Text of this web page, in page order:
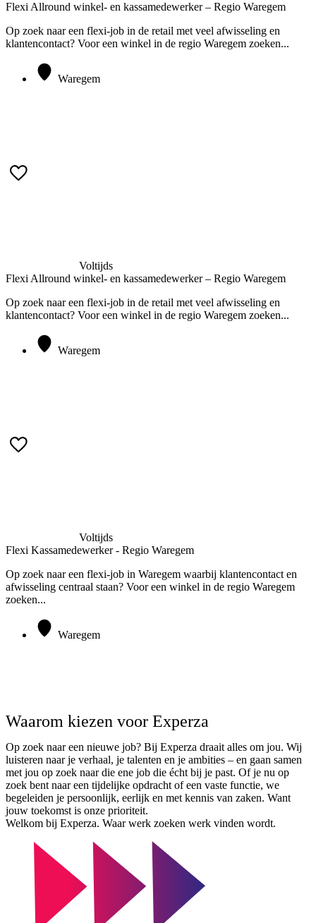
Flexi Allround winkel- en kassamedewerker – Regio Waregem
Op zoek naar een flexi-job in de retail met veel afwisseling en
klantencontact? Voor een winkel in de regio Waregem zoeken...
Waregem
Voltijds
Flexi Allround winkel- en kassamedewerker – Regio Waregem
Op zoek naar een flexi-job in de retail met veel afwisseling en
klantencontact? Voor een winkel in de regio Waregem zoeken...
Waregem
Voltijds
Flexi Kassamedewerker - Regio Waregem
Op zoek naar een flexi-job in Waregem waarbij klantencontact en
afwisseling centraal staan? Voor een winkel in de regio Waregem
zoeken...
Waregem
Waarom kiezen voor Experza
Op zoek naar een nieuwe job? Bij Experza draait alles om jou. Wij
luisteren naar je verhaal, je talenten en je ambities – en gaan samen
met jou op zoek naar die ene job die écht bij je past. Of je nu op
zoek bent naar een tijdelijke opdracht of een vaste functie, we
begeleiden je persoonlijk, eerlijk en met kennis van zaken. Want
jouw toekomst is onze prioriteit.
Welkom bij Experza. Waar werk zoeken werk vinden wordt.